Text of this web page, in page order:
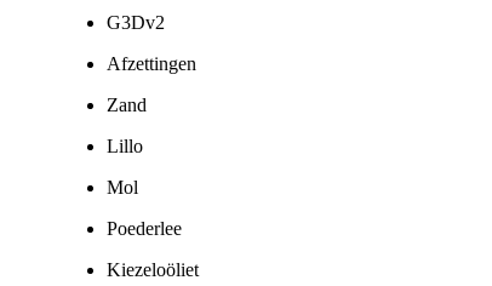
G3Dv2
Afzettingen
Zand
Lillo
Mol
Poederlee
Kiezeloöliet